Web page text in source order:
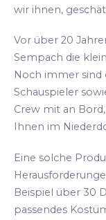
wir ihnen,
Vor über 20
Sempach die
Noch immer sind
Schauspieler
Crew mit an
Ihnen im
Eine solche
Beispiel über 30
passendes